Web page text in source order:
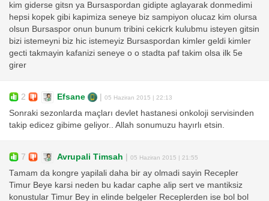
kim giderse gitsn ya Bursaspordan gidipte aglayarak donmedimi
hepsi kopek gibi kapimiza seneye biz sampiyon olucaz kim olursa
olsun Bursaspor onun bunum tribini cekicrk kulubmu isteyen gitsin
bizi istemeyni biz hic istemeyiz Bursaspordan kimler geldi kimler
gecti takmayin kafanizi seneye o o stadta paf takim olsa ilk 5e
girer
2 Efsane 05 Haziran 2015 | 22:13
Sonraki sezonlarda maçları devlet hastanesi onkoloji servisinden
takip edicez gibime geliyor.. Allah sonumuzu hayırlı etsin.
7 Avrupali Timsah 05 Haziran 2015 | 21:55
Tamam da kongre yapilali daha bir ay olmadi sayin Recepler
Timur Beye karsi neden bu kadar caphe alip sert ve mantiksiz
konustular Timur Bey in elinde belgeler Receplerden ise bol bol